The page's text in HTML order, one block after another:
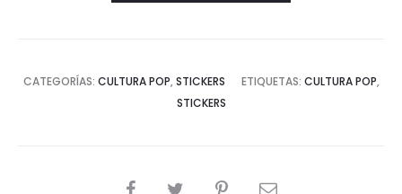
CATEGORÍAS: CULTURA POP, STICKERS ETIQUETAS: CULTURA POP,
STICKERS
COMPARTIR